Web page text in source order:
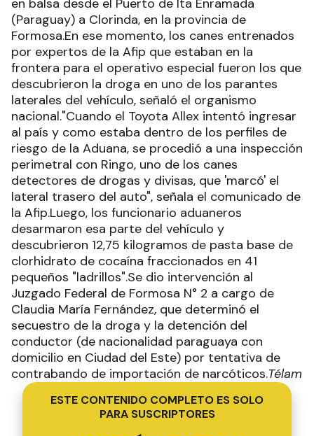
(Paraguay) a Clorinda, en la provincia de
Formosa.En ese momento, los canes entrenados
por expertos de la Afip que estaban en la
frontera para el operativo especial fueron los que
descubrieron la droga en uno de los parantes
laterales del vehículo, señaló el organismo
nacional."Cuando el Toyota Allex intentó ingresar
al país y como estaba dentro de los perfiles de
riesgo de la Aduana, se procedió a una inspección
perimetral con Ringo, uno de los canes
detectores de drogas y divisas, que 'marcó' el
lateral trasero del auto", señala el comunicado de
la Afip.Luego, los funcionario aduaneros
desarmaron esa parte del vehículo y
descubrieron 12,75 kilogramos de pasta base de
clorhidrato de cocaína fraccionados en 41
pequeños "ladrillos".Se dio intervención al
Juzgado Federal de Formosa N° 2 a cargo de
Claudia María Fernández, que determinó el
secuestro de la droga y la detención del
conductor (de nacionalidad paraguaya con
domicilio en Ciudad del Este) por tentativa de
contrabando de importación de narcóticos.Télam
ESTE CONTENIDO COMPLETO ES SOLO
PARA SUSCRIPTORES